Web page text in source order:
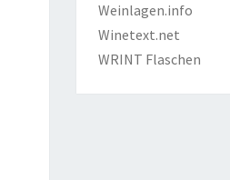
Weinlagen.info
Winetext.net
WRINT Flaschen